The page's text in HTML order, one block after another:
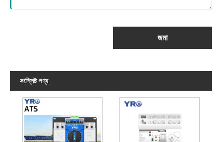
জমা
সংশ্লিষ্ট পণ্য